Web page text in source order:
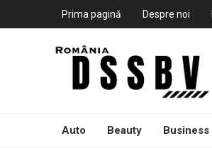
Prima pagină Despre noi
Auto Beauty Business